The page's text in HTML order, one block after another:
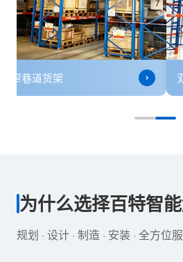
重力式货架
为什么选择百特智
规划 · 设计 · 制造 · 安装 · 全方位